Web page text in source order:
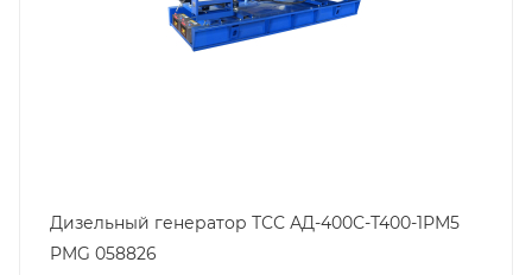
Дизельный генератор ТСС АД-400С-Т400-1РМ5
PMG 058826